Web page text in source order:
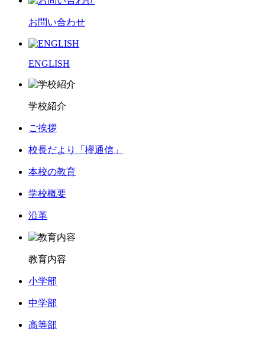
お問い合わせ
ENGLISH
学校紹介
ご挨拶
校長だより「欅通信」
本校の教育
学校概要
沿革
教育内容
小学部
中学部
高等部